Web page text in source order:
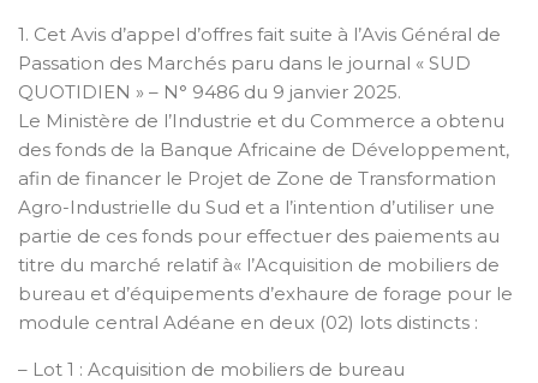
1. Cet Avis d’appel d’offres fait suite à l’Avis Général de
Passation des Marchés paru dans le journal « SUD
QUOTIDIEN » – N° 9486 du 9 janvier 2025.
Le Ministère de l’Industrie et du Commerce a obtenu
des fonds de la Banque Africaine de Développement,
afin de financer le Projet de Zone de Transformation
Agro-Industrielle du Sud et a l’intention d’utiliser une
partie de ces fonds pour effectuer des paiements au
titre du marché relatif à« l’Acquisition de mobiliers de
bureau et d’équipements d’exhaure de forage pour le
module central Adéane en deux (02) lots distincts :
– Lot 1 : Acquisition de mobiliers de bureau